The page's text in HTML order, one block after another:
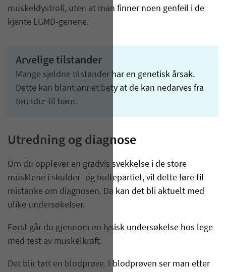
muskeldystrofi, uten at man finner noen genfeil i de
kjente LGMD-genene.
Arvelige tilstander
Mange sjeldne tilstander har en genetisk årsak.
Dette kan blant annet bety at de kan nedarves fra
foreldre til barn.
Utredning og diagnose
Om du opplever en gradvis svekkelse i de store
musklene i skulder- og hoftepartiet, vil dette føre til
mistanke om diagnosen. Da kan det bli aktuelt med
ulike undersøkelser.
Først går du gjennom en fysisk undersøkelse hos lege
med test av muskelkraft.
Det blir tatt en blodprøve. I blodprøven ser man etter